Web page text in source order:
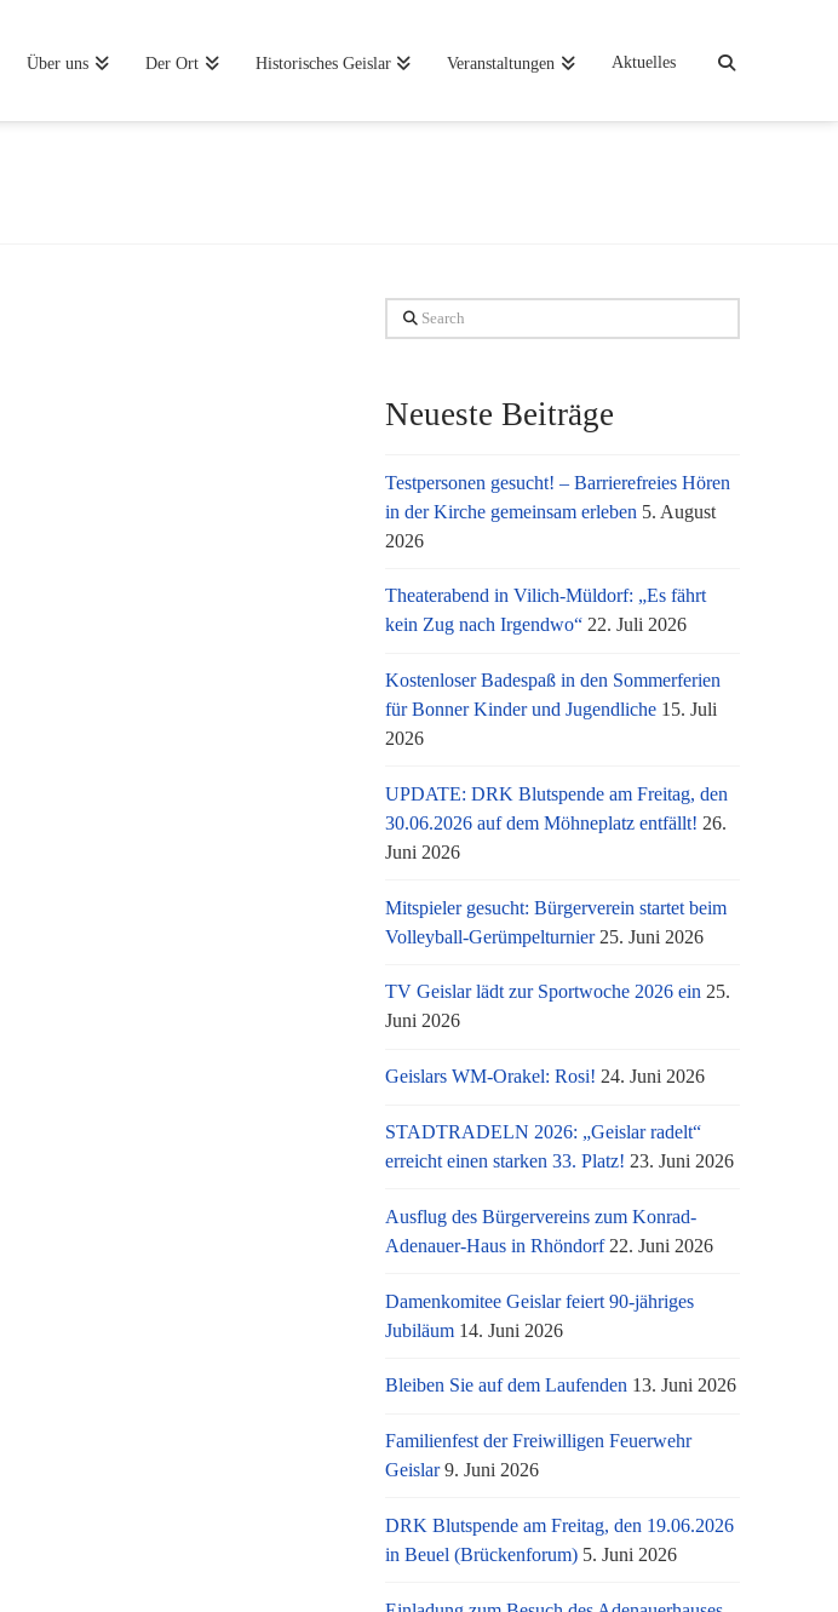
Über uns Der Ort Historisches Geislar Veranstaltungen Aktuelles
Search
Neueste Beiträge
Testpersonen gesucht! – Barrierefreies Hören
in der Kirche gemeinsam erleben 5. August
2026
Theaterabend in Vilich-Müldorf: „Es fährt
kein Zug nach Irgendwo“ 22. Juli 2026
Kostenloser Badespaß in den Sommerferien
für Bonner Kinder und Jugendliche 15. Juli
2026
UPDATE: DRK Blutspende am Freitag, den
30.06.2026 auf dem Möhneplatz entfällt! 26.
Juni 2026
Mitspieler gesucht: Bürgerverein startet beim
Volleyball-Gerümpelturnier 25. Juni 2026
TV Geislar lädt zur Sportwoche 2026 ein 25.
Juni 2026
Geislars WM-Orakel: Rosi! 24. Juni 2026
STADTRADELN 2026: „Geislar radelt“
erreicht einen starken 33. Platz! 23. Juni 2026
Ausflug des Bürgervereins zum Konrad-
Adenauer-Haus in Rhöndorf 22. Juni 2026
Damenkomitee Geislar feiert 90-jähriges
Jubiläum 14. Juni 2026
Bleiben Sie auf dem Laufenden 13. Juni 2026
Familienfest der Freiwilligen Feuerwehr
Geislar 9. Juni 2026
DRK Blutspende am Freitag, den 19.06.2026
in Beuel (Brückenforum) 5. Juni 2026